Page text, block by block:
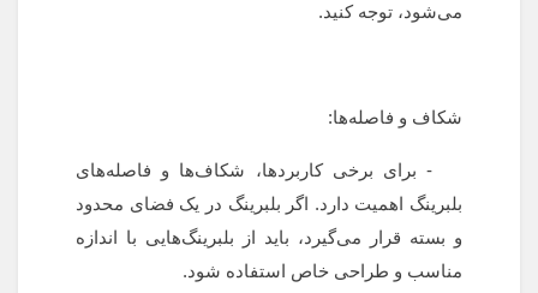
می‌شود، توجه کنید.
شکاف و فاصله‌ها:
- برای برخی کاربردها، شکاف‌ها و فاصله‌های
بلبرینگ اهمیت دارد. اگر بلبرینگ در یک فضای محدود
و بسته قرار می‌گیرد، باید از بلبرینگ‌هایی با اندازه
مناسب و طراحی خاص استفاده شود.